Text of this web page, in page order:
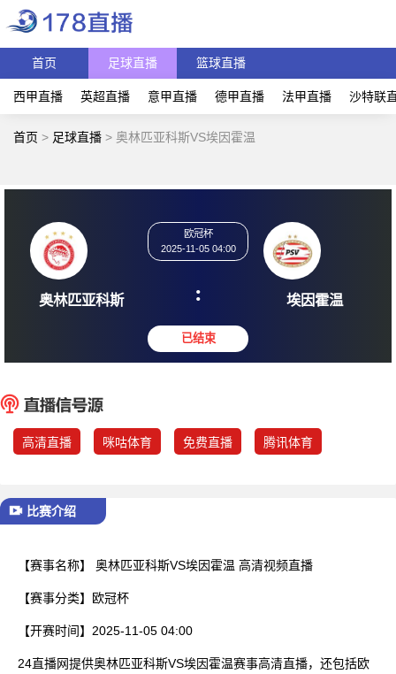
首页 足球直播 篮球直播
西甲直播 英超直播 意甲直播 德甲直播 法甲直播 沙特联
首页 > 足球直播 > 奥林匹亚科斯VS埃因霍温
奥林匹亚科斯
2025-11-05 04:00
: 埃因
高清直播 咪咕体育 免费直播 腾讯体育
比赛介绍
【赛事名称】 奥林匹亚科斯VS埃因霍温 高清视频直播
【赛事分类】 欧冠杯
【开赛时间】 2025-11-05 04:00
24直播网提供奥林匹亚科斯VS埃因霍温赛事高清直播，还包括欧